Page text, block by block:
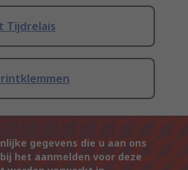
Tijdrelais
gegevens die u aan ons
het aanmelden voor deze